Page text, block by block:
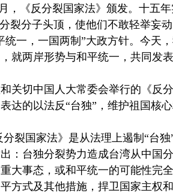
，《反分裂国家法》颁发。十五
裂分子头顶，使他们不敢轻举妄
统一，一国两制”大政方针。今天
就两岸形势与和平统一，共同发表
关切中国人大常委会举行的《反
达的以法反“台独”，维护祖国核
裂国家法》是从法理上遏制“台
：台独分裂势力造成台湾从中国
大事态，或和平统一的可能性完
方式及其他措施，捍卫国家主权